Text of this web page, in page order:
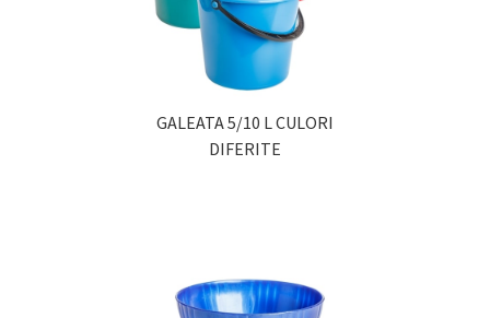
GALEATA 5/10 L CULORI
DIFERITE